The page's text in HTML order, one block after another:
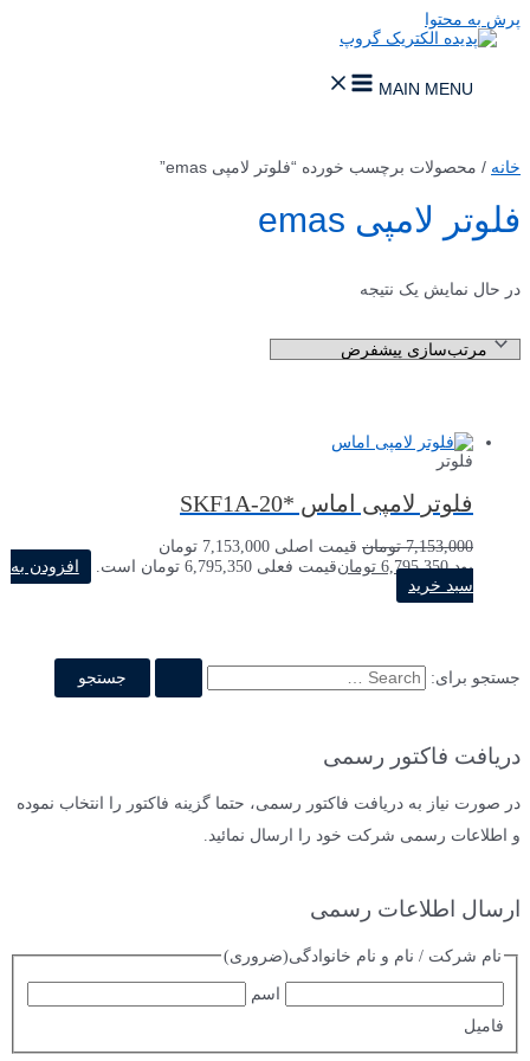
پرش به محتوا
MAIN MENU
جستجو برای:
دریافت فاکتور رسمی
در صورت نیاز به دریافت فاکتور رسمی، حتما گزینه فاکتور را انتخاب نموده
و اطلاعات رسمی شرکت خود را ارسال نمائید.
ارسال اطلاعات رسمی
نام شرکت / نام و نام خانوادگی(ضروری)
اسم
فامیل
خانه / محصولات برچسب خورده “فلوتر لامپی ‌emas”
فلوتر لامپی ‌emas
در حال نمایش یک نتیجه
فلوتر
فلوتر لامپی اماس *SKF1A-20
7,153,000 تومان
قیمت اصلی 7,153,000 تومان
بود.6,795,350 تومانقیمت فعلی 6,795,350 تومان است.
افزودن به
سبد خرید